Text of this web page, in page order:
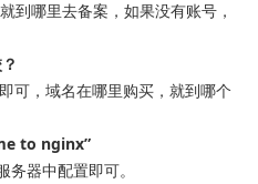
到哪里去备案，如果没有账号，
可，域名在哪里购买，就到哪个
to nginx”
器中配置即可。